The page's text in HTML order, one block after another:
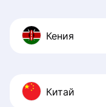
Кения
Китай